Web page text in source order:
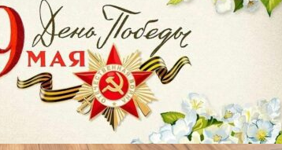
Улуу Жеңиштин жандуу сөзү
29.04.2025
Награды в преддверии
29.04.2025